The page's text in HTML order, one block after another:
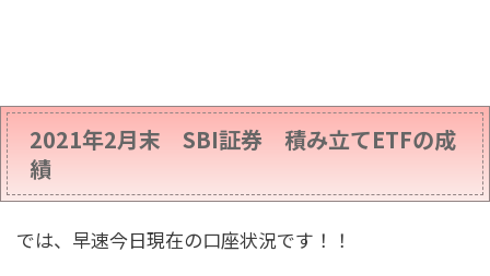
2021年2月末 SBI証券 積み立てETFの成
績
では、早速今日現在の口座状況です！！